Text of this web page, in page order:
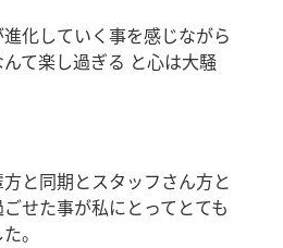
化していく事を感じながら
て楽し過ぎる と心は大騒
と同期とスタッフさん方と
せた事が私にとってとても
。